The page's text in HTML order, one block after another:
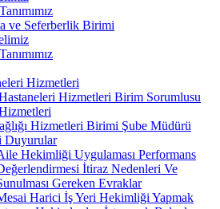
ve Seferberlik Birimi
Hizmetleri
Hizmetleri Birim Sorumlusu
Hizmetleri Birimi Şube Müdürü
Duyurular
Hekimliği Uygulaması Performans
İtiraz Nedenleri Ve
Gereken Evraklar
Harici İş Yeri Hekimliği Yapmak